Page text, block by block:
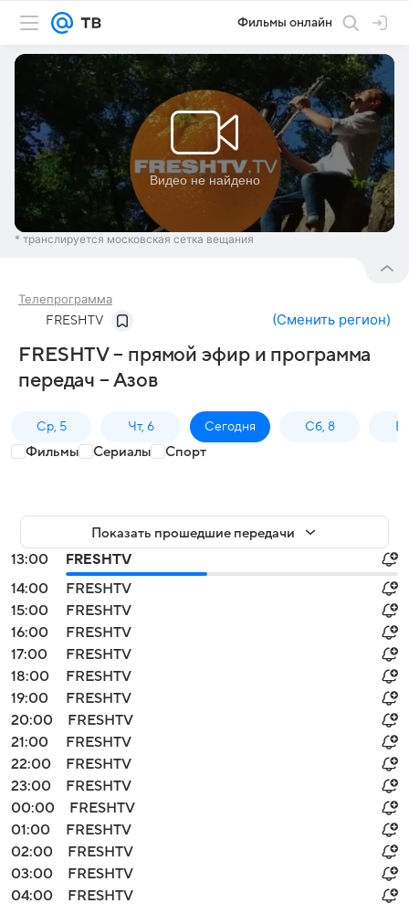
Фильмы онлайн
* транслируется московская сетка вещания
Телепрограмма
FRESHTV (Сменить регион)
FRESHTV – прямой эфир и программа
передач – Азов
Ср, 5 Чт, 6 Сегодня Сб, 8
Фильмы Сериалы Спорт
Показать прошедшие передачи
13:00
FRESHTV
14:00
FRESHTV
15:00
FRESHTV
16:00
FRESHTV
17:00
FRESHTV
18:00
FRESHTV
19:00
FRESHTV
20:00
FRESHTV
21:00
FRESHTV
22:00
FRESHTV
23:00
FRESHTV
00:00
FRESHTV
01:00
FRESHTV
02:00
FRESHTV
03:00
FRESHTV
04:00
FRESHTV